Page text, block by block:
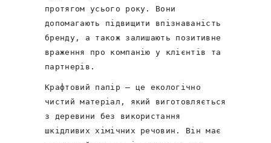
протягом усього року. Вони
допомагають підвищити впізнаваність
бренду, а також залишають позитивне
враження про компанію у клієнтів та
партнерів.
Крафтовий папір – це екологічно
чистий матеріал, який виготовляється
з деревини без використання
шкідливих хімічних речовин. Він має